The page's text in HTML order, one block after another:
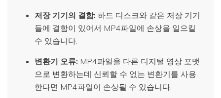
저장 기기의 결함: 하드 디스크와 같은 저장 기기
들에 결함이 있어서 MP4파일에 손상을 일으킬
수 있습니다.
변환기 오류: MP4파일을 다른 디지털 영상 포맷
으로 변환하는데 신뢰할 수 없는 변환기를 사용
한다면 MP4파일이 손상될 수 있습니다.